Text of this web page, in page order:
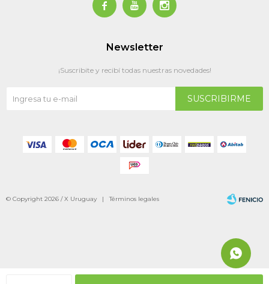
  
Newsletter
¡Suscribite y recibí todas nuestras novedades!
SUSCRIBIRME
© Copyright 2026 / X Uruguay |Términos legales